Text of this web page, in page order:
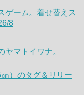
ゲーム。着せ替えス
8
ヤマトイワナ。
）のタグ＆リリー